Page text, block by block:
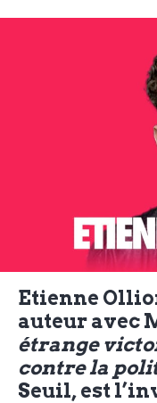
Etienne
auteur avec
étrange
contre la
Seuil, est